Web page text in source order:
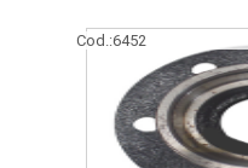
Cod.:6452